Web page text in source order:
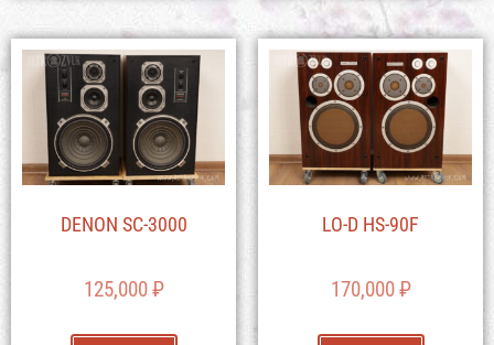
DENON SC-3000
125,000₽
LO-D HS-90F
170,000₽